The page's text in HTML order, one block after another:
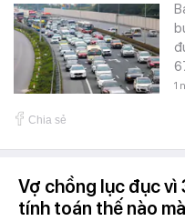
1
Chia sẻ
Vợ chồng lục đục vì
tính toán thế nào